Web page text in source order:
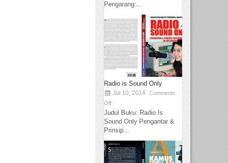
Pengarang:...
Radio is Sound Only
Jul 10, 2014
Comments
Off
Judul Buku: Radio Is
Sound Only Pengantar &
Prinsip...